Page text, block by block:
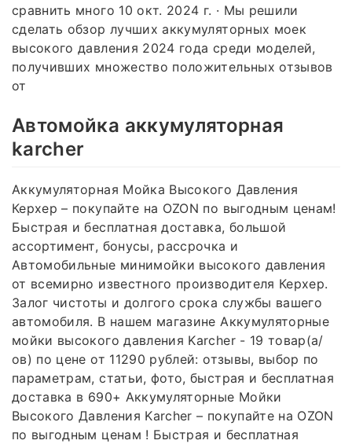
сравнить много 10 окт. 2024 г. · Мы решили
сделать обзор лучших аккумуляторных моек
высокого давления 2024 года среди моделей,
получивших множество положительных отзывов
от
Автомойка аккумуляторная
karcher
Аккумуляторная Мойка Высокого Давления
Керхер – покупайте на OZON по выгодным ценам!
Быстрая и бесплатная доставка, большой
ассортимент, бонусы, рассрочка и
Автомобильные минимойки высокого давления
от всемирно известного производителя Керхер.
Залог чистоты и долгого срока службы вашего
автомобиля. В нашем магазине Аккумуляторные
мойки высокого давления Karcher - 19 товар(а/
ов) по цене от 11290 рублей: отзывы, выбор по
параметрам, статьи, фото, быстрая и бесплатная
доставка в 690+ Аккумуляторные Мойки
Высокого Давления Karcher – покупайте на OZON
по выгодным ценам ! Быстрая и бесплатная